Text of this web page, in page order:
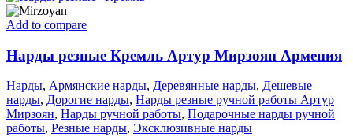
Add to compare
Нарды резные Кремль Артур Мирзоян Армения
Нарды, Армянские нарды, Деревянные нарды, Дешевые
нарды, Дорогие нарды, Нарды резные ручной работы Артур
Мирзоян, Нарды ручной работы, Подарочные нарды ручной
работы, Резные нарды, Эксклюзивные нарды